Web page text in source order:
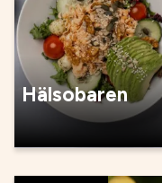
Hälsobaren